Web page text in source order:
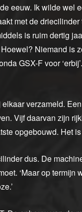
eeuw. Ik wilde wel
met de
is ruim dertig
Niemand is
GSX-F voor
verzameld.
Vijf daarvan zijn
opgebouwd. Het is
dus. De
‘Maar op termijn